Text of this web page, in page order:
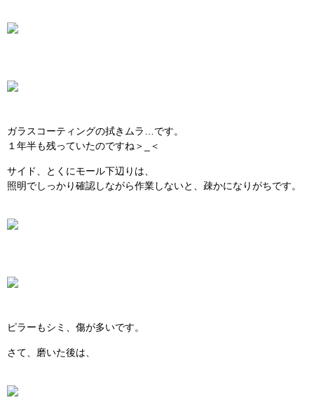
ガラスコーティングの拭きムラ…です。
１年半も残っていたのですね＞_＜
サイド、とくにモール下辺りは、
照明でしっかり確認しながら作業しないと、疎かになりがちです。
ピラーもシミ、傷が多いです。
さて、磨いた後は、